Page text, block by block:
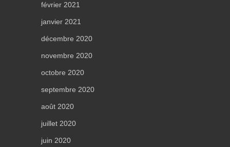
février 2021
janvier 2021
décembre 2020
novembre 2020
octobre 2020
septembre 2020
août 2020
juillet 2020
juin 2020